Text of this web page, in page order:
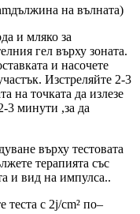
на вълната)
и мляко за
гел върху зоната.
и насочете
Изстреляйте 2-3
на точката да излезе
3 минути ,за да
върху тестовата
терапията със
и вид на импулса..
с 2j/cm² по–